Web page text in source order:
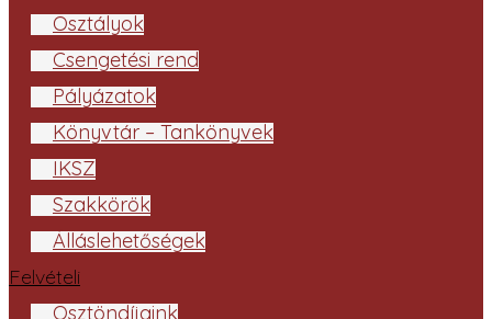
Osztályok
Csengetési rend
Pályázatok
Könyvtár – Tankönyvek
IKSZ
Szakkörök
Álláslehetőségek
Felvételi
Ösztöndíjaink